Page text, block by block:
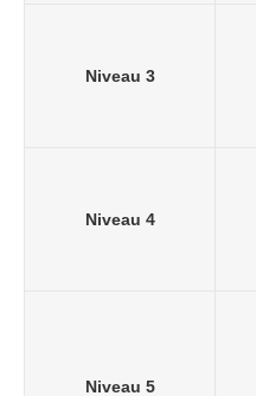
Niveau 3
Niveau 4
Niveau 5